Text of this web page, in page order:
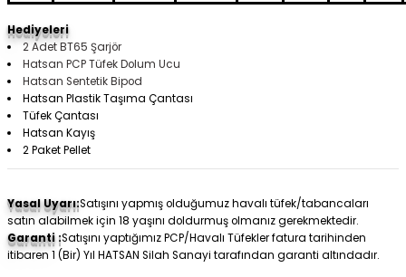
Hediyeleri
2 Adet BT65 Şarjör
Hatsan PCP Tüfek Dolum Ucu
Hatsan Sentetik Bipod
Hatsan Plastik Taşıma Çantası
Tüfek Çantası
Hatsan Kayış
2 Paket Pellet
Yasal Uyarı:Satışını yapmış olduğumuz havalı tüfek/tabancaları
satın alabilmek için 18 yaşını doldurmuş olmanız gerekmektedir.
Garanti :Satışını yaptığımız PCP/Havalı Tüfekler fatura tarihinden
itibaren 1 (Bir) Yıl HATSAN Silah Sanayi tarafından garanti altındadır.